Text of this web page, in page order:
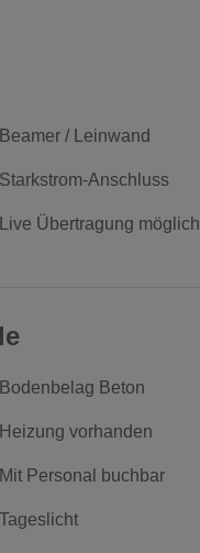
Beamer / Leinwand
Starkstrom-Anschluss
Live Übertragung möglich
Bodenbelag Beton
Heizung vorhanden
Mit Personal buchbar
Tageslicht